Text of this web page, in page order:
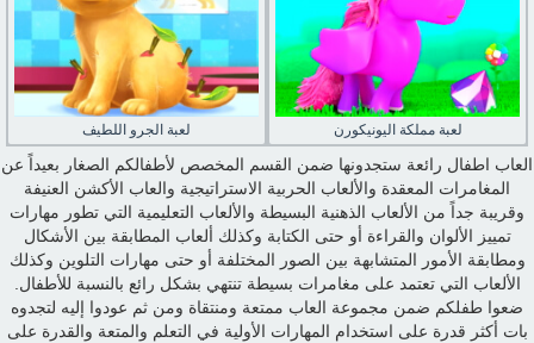
لعبة الجرو اللطيف لعبة مملكة اليونيكورن
العاب اطفال رائعة ستجدونها ضمن القسم المخصص لأطفالكم الصغار بعيداً عن
المغامرات المعقدة والألعاب الحربية الاستراتيجية والعاب الأكشن العنيفة
وقريبة جداً من الألعاب الذهنية البسيطة والألعاب التعليمية التي تطور مهارات
تمييز الألوان والقراءة أو حتى الكتابة وكذلك ألعاب المطابقة بين الأشكال
ومطابقة الأمور المتشابهة بين الصور المختلفة أو حتى مهارات التلوين وكذلك
الألعاب التي تعتمد على مغامرات بسيطة تنتهي بشكل رائع بالنسبة للأطفال.
ضعوا طفلكم ضمن مجموعة العاب ممتعة ومنتقاة ومن ثم عودوا إليه لتجدوه
بات أكثر قدرة على استخدام المهارات الأولية في التعلم والمتعة والقدرة على